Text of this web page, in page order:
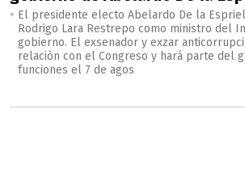
El presidente electo Abelardo De la
Rodrigo Lara Restrepo como ministro del
gobierno. El exsenador y exzar
relación con el Congreso y hará parte del
funciones el 7 de agos